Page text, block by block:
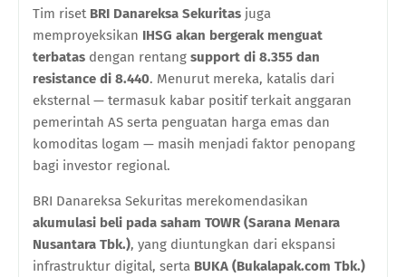
Tim riset BRI Danareksa Sekuritas juga
memproyeksikan IHSG akan bergerak menguat
terbatas dengan rentang support di 8.355 dan
resistance di 8.440. Menurut mereka, katalis dari
eksternal — termasuk kabar positif terkait anggaran
pemerintah AS serta penguatan harga emas dan
komoditas logam — masih menjadi faktor penopang
bagi investor regional.
BRI Danareksa Sekuritas merekomendasikan
akumulasi beli pada saham TOWR (Sarana Menara
Nusantara Tbk.), yang diuntungkan dari ekspansi
infrastruktur digital, serta BUKA (Bukalapak.com Tbk.)